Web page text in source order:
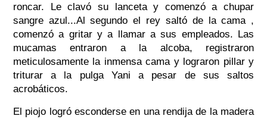
roncar. Le clavó su lanceta y comenzó a chupar
sangre azul...Al segundo el rey saltó de la cama ,
comenzó a gritar y a llamar a sus empleados. Las
mucamas entraron a la alcoba, registraron
meticulosamente la inmensa cama y lograron pillar y
triturar a la pulga Yani a pesar de sus saltos
acrobáticos.
El piojo logró esconderse en una rendija de la madera